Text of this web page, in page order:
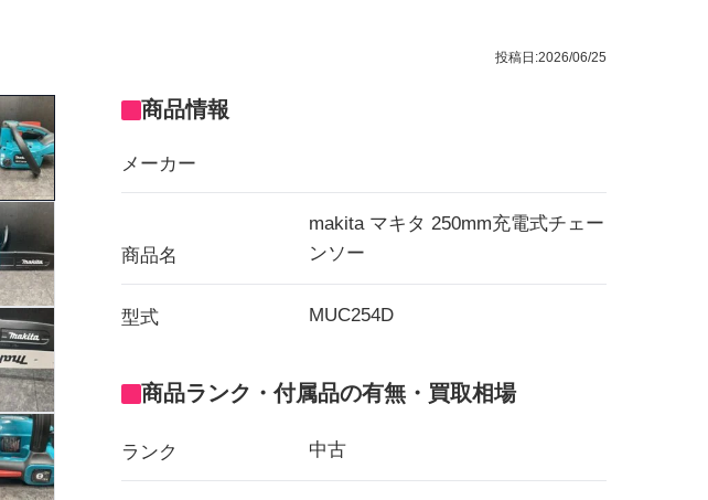
投稿日:2026/06/25
商品情報
メーカー
商品名
makita マキタ 250mm充電式チェー
ンソー
型式 MUC254D
商品ランク・付属品の有無・買取相場
ランク 中古